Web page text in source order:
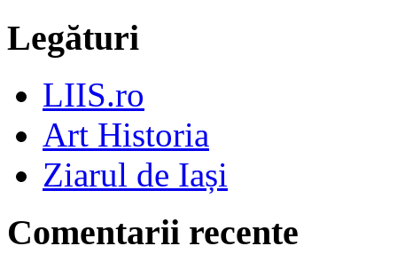
Legături
LIIS.ro
Art Historia
Ziarul de Iași
Comentarii recente